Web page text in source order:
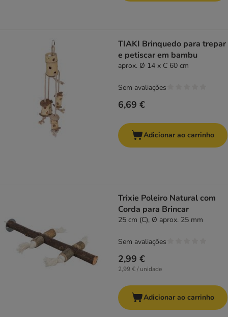
TIAKI Brinquedo para trepar
e petiscar em bambu
aprox. Ø 14 x C 60 cm
6,69 €
Sem avaliações
Adicionar ao carrinho
Trixie Poleiro Natural com
Corda para Brincar
25 cm (C), Ø aprox. 25 mm
2,99 €
2,99 € / unidade
Sem avaliações
Adicionar ao carrinho